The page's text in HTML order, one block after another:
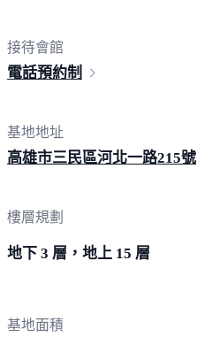
接待會館
電話預約制
基地地址
高雄市三民區河北一路215號
樓層規劃
地下 3 層，地上 15 層
基地面積